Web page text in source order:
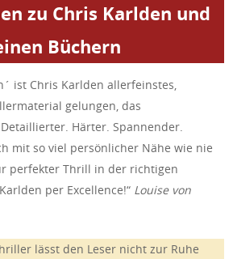
zu Chris Karlden und
Büchern
ist Chris Karlden allerfeinstes,
gelungen, das
Härter. Spannender.
mit so viel persönlicher Nähe wie nie
perfekter Thrill in der richtigen
per Excellence!“ Louise von
lässt den Leser nicht zur Ruhe